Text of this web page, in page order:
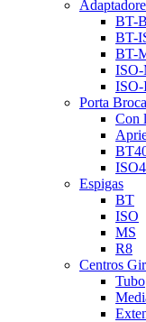
BT-
BT-
BT-
ISO-
ISO-
Porta
Con
Espigas
BT
ISO
MS
R8
Centros
Tubo